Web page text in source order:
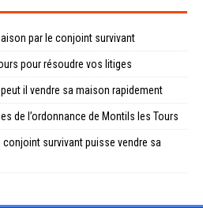
par le conjoint survivant
pour résoudre vos litiges
il vendre sa maison rapidement
de l’ordonnance de Montils les Tours
survivant puisse vendre sa